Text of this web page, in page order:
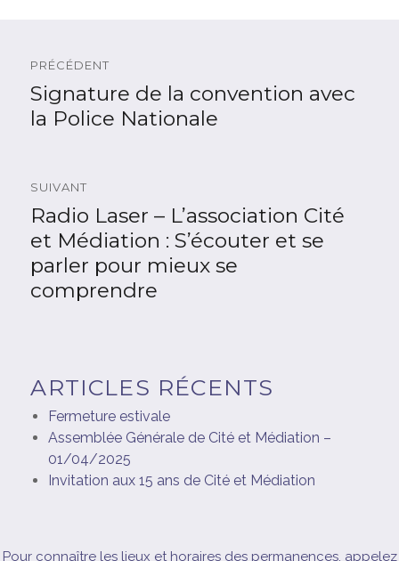
e
b
o
k
de
l'article
PRÉCÉDENT
Article
précédent :
Signature de la convention avec
la Police Nationale
SUIVANT
Article
suivant :
Radio Laser – L’association Cité
et Médiation : S’écouter et se
parler pour mieux se
comprendre
ARTICLES RÉCENTS
Fermeture estivale
Assemblée Générale de Cité et Médiation –
01/04/2025
Invitation aux 15 ans de Cité et Médiation
Pour connaître les lieux et horaires des permanences, appelez